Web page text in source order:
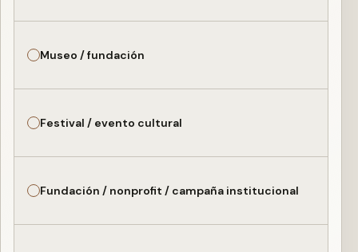
Museo / fundación
Festival / evento cultural
Fundación / nonprofit / campaña institucional